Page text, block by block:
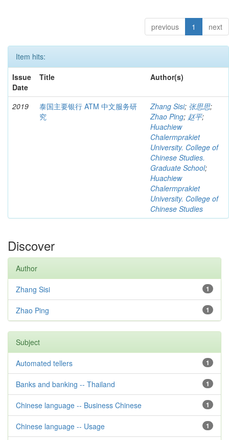
previous 1 next
Item hits:
Issue
Date
Title Author(s)
2019
泰国主要银行 ATM 中文服务研
究
Zhang Sisi; 张思思;
Zhao Ping; 赵平;
Huachiew
Chalermprakiet
University. College of
Chinese Studies.
Graduate School;
Huachiew
Chalermprakiet
University. College of
Chinese Studies
Discover
Author
1
Zhang Sisi
1
Zhao Ping
Subject
1
Automated tellers
1
Banks and banking -- Thailand
1
Chinese language -- Business Chinese
1
Chinese language -- Usage